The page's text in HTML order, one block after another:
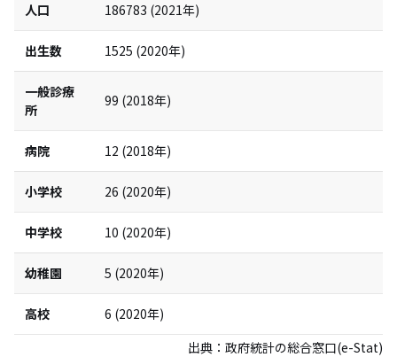
人口 186783 (2021年)
出生数 1525 (2020年)
一般診療
所
99 (2018年)
病院 12 (2018年)
小学校 26 (2020年)
中学校 10 (2020年)
幼稚園 5 (2020年)
高校 6 (2020年)
出典： 政府統計の総合窓口(e-Stat)